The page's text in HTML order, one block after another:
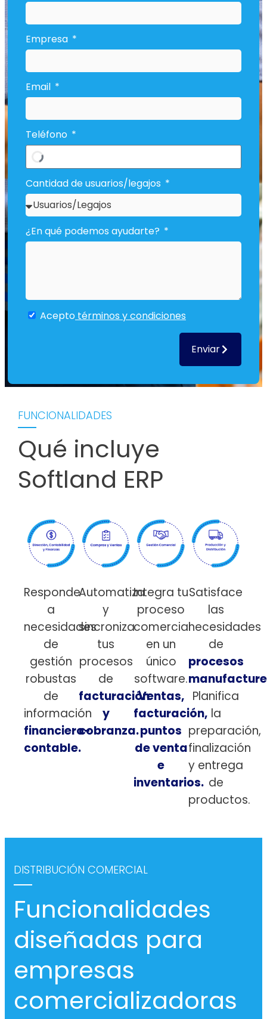
Empresa
Email
Teléfono
Cantidad de usuarios/legajos
¿En qué podemos ayudarte?
Acepto términos y condiciones
Enviar
FUNCIONALIDADES
Qué incluye
Softland ERP
Responde
a
necesidades
de
gestión
robustas
de
información
financiero-
contable.
Automatiza
y
sincroniza
tus
procesos
de
facturación
y
cobranza.
Integra tu
proceso
comercial
en un
único
software.
Ventas,
facturación,
puntos
de venta
e
inventarios.
Satisface
las
necesidades
de
procesos
Planifica
la
preparación,
finalización
y entrega
de
productos.
DISTRIBUCIÓN COMERCIAL
Funcionalidades
diseñadas para
empresas
comercializadoras